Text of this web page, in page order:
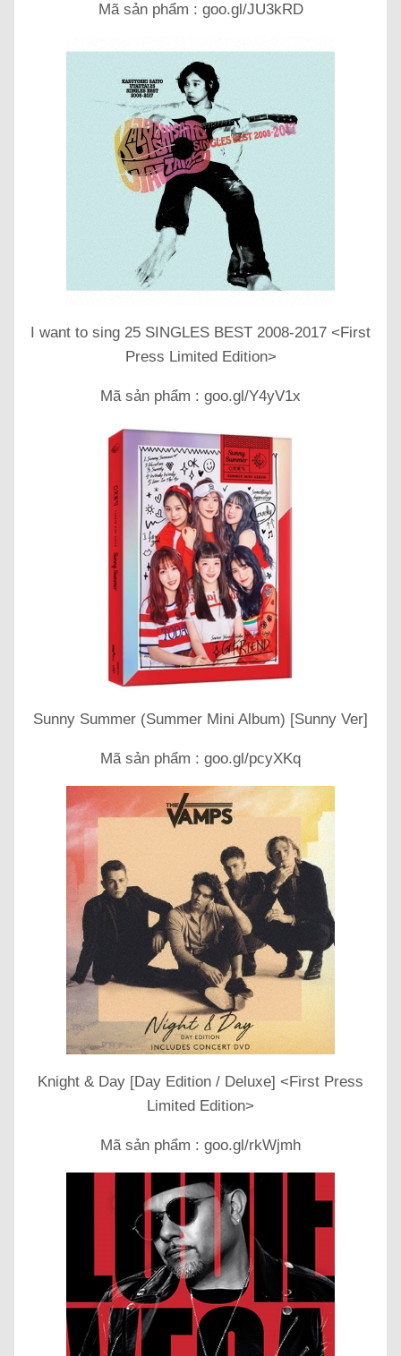
Mã sản phẩm : goo.gl/JU3kRD
I want to sing 25 SINGLES BEST 2008-2017 <First
Press Limited Edition>
Mã sản phẩm : goo.gl/Y4yV1x
Sunny Summer (Summer Mini Album) [Sunny Ver]
Mã sản phẩm : goo.gl/pcyXKq
Knight & Day [Day Edition / Deluxe] <First Press
Limited Edition>
Mã sản phẩm : goo.gl/rkWjmh